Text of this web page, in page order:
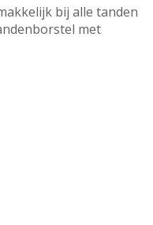
bij alle tanden
met